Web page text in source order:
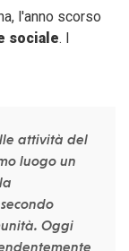
l'anno scorso
sociale. I
attività del
luogo un
Oggi